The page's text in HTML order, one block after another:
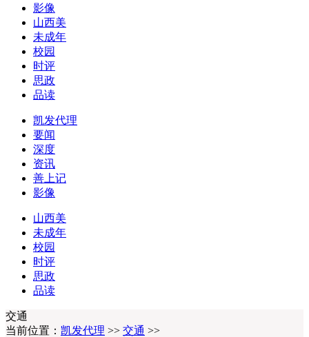
影像
山西美
未成年
校园
时评
思政
品读
凯发代理
要闻
深度
资讯
善上记
影像
山西美
未成年
校园
时评
思政
品读
交通
当前位置： 凯发代理 >> 交通 >>